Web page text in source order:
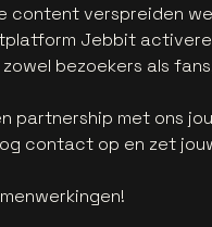
content verspreiden
Jebbit
bezoekers als
partnership met ons
contact op en zet